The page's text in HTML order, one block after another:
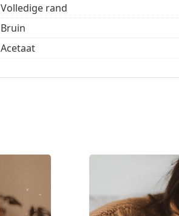
Volledige rand
Bruin
Acetaat
No